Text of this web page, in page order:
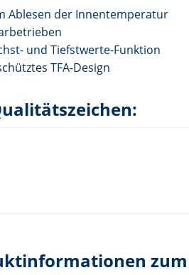
Ablesen der Innentemperatur
und Tiefstwerte-Funktion
TFA-Design